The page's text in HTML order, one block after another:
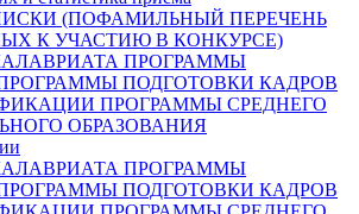
(ПОФАМИЛЬНЫЙ ПЕРЕЧЕНЬ
К УЧАСТИЮ В КОНКУРСЕ)
ПРОГРАММЫ
ПОДГОТОВКИ КАДРОВ
ПРОГРАММЫ СРЕДНЕГО
ОБРАЗОВАНИЯ
ПРОГРАММЫ
ПОДГОТОВКИ КАДРОВ